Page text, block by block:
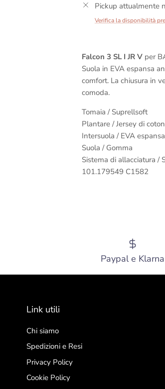
Pickup attualmente
Verifica la disponibilità
Falcon 3 SL I JR Vper
Suola in EVA espansa
comfort. La chiusura in
comoda.
Tomaia / Suprellsoft
Plantare /Jersey di
Intersuola / EVA
Suola / Gomma
Sistema di allacciatura /
101.179549 C1582
Paypal e Klarna
Link utili
Chi siamo
Spedizioni e Resi
Privacy Policy
Cookie Policy